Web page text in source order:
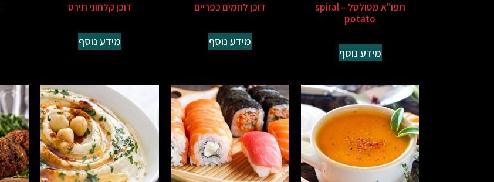
תפו"א מסולסל – spiral
potato
מידע נוסף
​דוכן לחמים כפריים
מידע נוסף
דוכן קלחוני תירס
מידע נוסף